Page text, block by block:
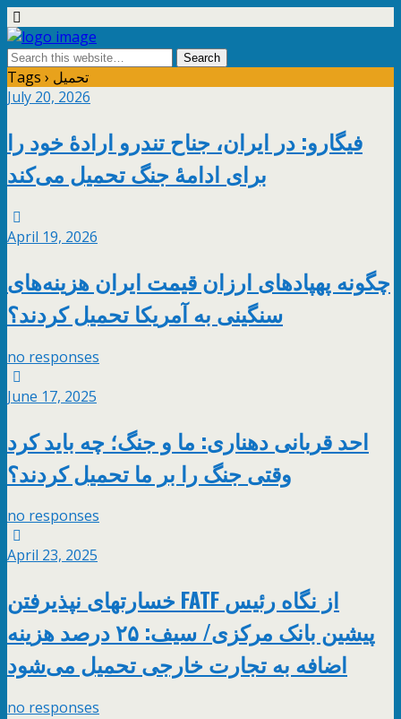
Tags › تحمیل
July 20, 2026
فیگارو: در ایران، جناح تندرو ارادۀ خود را
برای ادامۀ جنگ تحمیل می‌کند
April 19, 2026
چگونه پهپادهای ارزان‌ قیمت ایران هزینه‌های
سنگینی به آمریکا تحمیل کردند؟
no responses
June 17, 2025
احد قربانی دهناری: ما و جنگ؛ چه باید کرد
وقتی جنگ را بر ما تحمیل کردند؟
no responses
April 23, 2025
خسارتهای نپذیرفتن FATF از نگاه رئیس
پیشین بانک مرکزی/ سیف: ۲۵ درصد هزینه
اضافه به تجارت خارجی تحمیل می‌شود
no responses